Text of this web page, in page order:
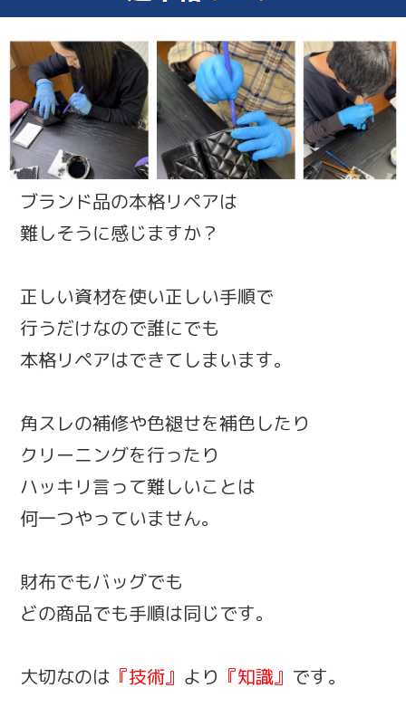
ブランド品の本格リペアは
難しそうに感じますか？
正しい資材を使い正しい手順で
行うだけなので誰にでも
本格リペアはできてしまいます。
角スレの補修や色褪せを補色したり
クリーニングを行ったり
ハッキリ言って難しいことは
何一つやっていません。
財布でもバッグでも
どの商品でも手順は同じです。
大切なのは 『技術』 より 『知識』 です。